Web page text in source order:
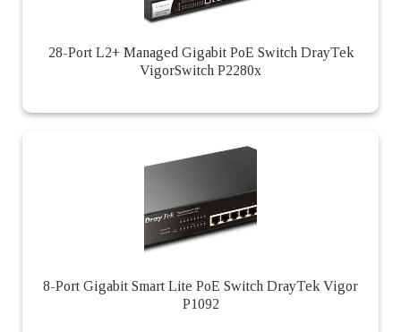
28-Port L2+ Managed Gigabit PoE Switch DrayTek
VigorSwitch P2280x
8-Port Gigabit Smart Lite PoE Switch DrayTek Vigor
P1092